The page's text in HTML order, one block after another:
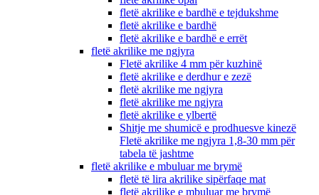
fletë akrilike e bardhë e tejdukshme
fletë akrilike e bardhë
fletë akrilike e bardhë e errët
fletë akrilike me ngjyra
Fletë akrilike 4 mm për kuzhinë
fletë akrilike e derdhur e zezë
fletë akrilike me ngjyra
fletë akrilike me ngjyra
fletë akrilike e ylbertë
Shitje me shumicë e prodhuesve kinezë
Fletë akrilike me ngjyra 1,8-30 mm për
tabela të jashtme
fletë akrilike e mbuluar me brymë
fletë të lira akrilike sipërfaqe mat
fletë akrilike e mbuluar me brymë